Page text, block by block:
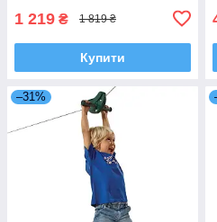
1 219 ₴ 1 819 ₴
Купити
–31%